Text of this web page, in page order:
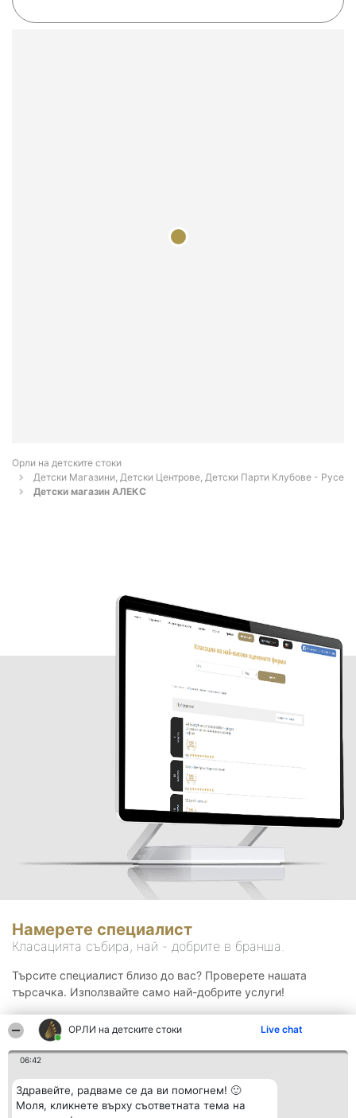
ОРЛИ на детските стоки Live chat
06:42
Здравейте, радваме се да ви помогнем! 🙂
Моля, кликнете върху съответната тема на
Орли на детските стоки
Детски Магазини, Детски Центрове, Детски Парти Клубове - Русе
Детски магазин АЛЕКС
Намерете специалист
Класацията събира, най - добрите в бранша.
Търсите специалист близо до вас? Проверете нашата
търсачка. Използвайте само най-добрите услуги!